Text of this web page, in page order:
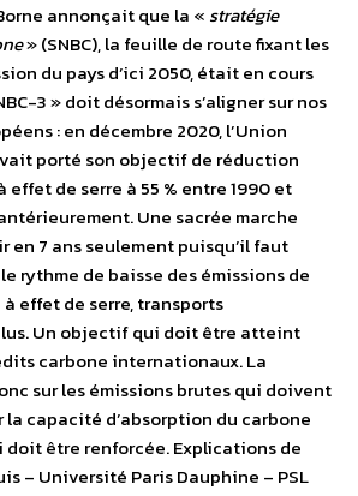
annonçait que la « stratégie
» (SNBC), la feuille de route fixant les
du pays d’ici 2050, était en cours
3 » doit désormais s’aligner sur nos
: en décembre 2020, l’Union
porté son objectif de réduction
effet de serre à 55 % entre 1990 et
Une sacrée marche
en 7 ans seulement puisqu’il faut
rythme de baisse des émissions de
à effet de serre, transports
Un objectif qui doit être atteint
carbone internationaux. La
sur les émissions brutes qui doivent
capacité d’absorption du carbone
être renforcée. Explications de
– Université Paris Dauphine – PSL